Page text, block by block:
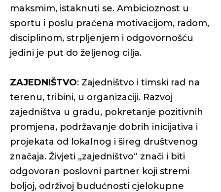
maksmim, istaknuti se. Ambicioznost u
sportu i poslu praćena motivacijom, radom,
disciplinom, strpljenjem i odgovornošću
jedini je put do željenog cilja.
ZAJEDNIŠTVO: Zajedništvo i timski rad na
terenu, tribini, u organizaciji. Razvoj
zajedništva u gradu, pokretanje pozitivnih
promjena, podržavanje dobrih inicijativa i
projekata od lokalnog i šireg društvenog
značaja. Živjeti „zajedništvo“ znači i biti
odgovoran poslovni partner koji stremi
boljoj, održivoj budućnosti cjelokupne